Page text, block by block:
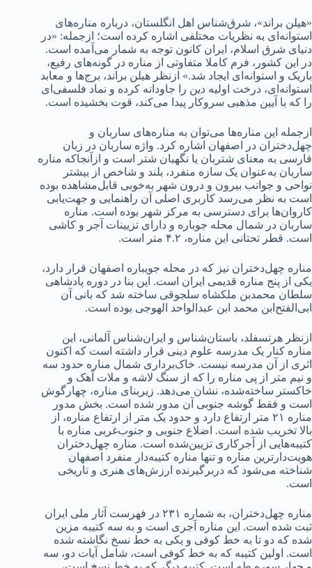
«هیلن براند»، شرق‌شناس اهل انگلستان، درباره مناره‌های
استوانه‌ای به نظریات مختلفی اشاره کرده است؛ ازجمله: «در
دنیای شرق اسلام، ایران کانون توجه به شمار می‌آمده است.
در این کشور، فرم کاملا متفاوتی از مناره در گونه‌های رفیع،
باریک و استوانه‌ای ایجاد شد.» ازنظر هیلن براند، برج‌ها و معابد
استوانه‌ای، درخت اولیه دین را جاودانه کرده و نماد فلسفی‌ای
را که با آیین مذهبی سروکار پیدا می‌کند، قوت بخشیده است.
ازجمله این مناره‌ها می‌توان به مناره‌های ساربان و
چهل‌دختران در اصفهان اشاره کرد. واژه ساربان در زبان
فارسی به معنای شتربان یا نگهبان شتر است و ازآنجاکه مناره
ساربان به‌عنوان یک سازه منفرد، بلند و شاخص از بیشتر
نواحی و جوانب بیرون و درون شهر به‌خوبی قابل‌مشاهده بوده
است به نظر می‌رسد کاربری اصلی آن راهنمایی و جهت‌یابی
کاروان‌ها برای دسترسی به مرکز شهر بوده است. مناره
ساربان در شمال محله جوباره و دارای تزیینات آجر و کاشی
است. قطر تحتانی این مناره، ۴.۲ متر است.
مناره چهل‌دختران نیز که در محله جویباره اصفهان قرار دارد،
یکی از پنج مناره قدیمی ایران است. این بنا در دوره پادشاهی
سلطان محمدبن ملکشاه سلجوقی ساخته شد که بانی آن
ابی‌الفتح‌ابن محمد ابن عبدالواحد الهوجی بوده است.
ازنظر هرتسفلد، باستان‌شناس و ایران‌شناس آلمانی، این
مناره کنار یک مدرسه علوم دینی قرار داشته است که اکنون
اثری از آن مدرسه نیست. خاک‌برداری شمال مناره حدود سه
و نیم متر از پی مناره را که از سنگ لاشه و ملات آهک و
خاکستر ساخته‌شده، نشان می‌دهد. زیربنای مناره، چهارگوش
است و فقط گوشه جنوبی آن مدور شده است. بخش مدور
مناره ۲۱ متر ارتفاع دارد و حدود یک متر از ارتفاع مناره، از
بالا تخریب شده است. اضلاع جنوبی و جنوب‌غربی مناره با
کتیبه‌هایی از آجرکاری تزیین‌شده است. مناره چهل‌دختران
هویت‌دارترین مناره و تنها مناره کتیبه‌دار منفرد اصفهان
شناخته می‌شود که دربرگیرنده ارزش‌های هنری و تاریخی
است.
مناره چهل‌دختران، به شماره ۲۳۱ در فهرست آثار ملی ایران
ثبت شده است. این مناره آجری است و به سه کتیبه مزین
شده که دو تا به خط کوفی و یکی به خط نسخ نگاشته شده
است. اولین کتیبه که به خط کوفی است، شامل آیات دو، سه